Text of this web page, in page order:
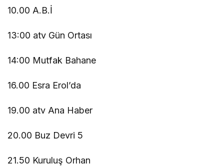
10.00 A.B.İ
13:00 atv Gün Ortası
14:00 Mutfak Bahane
16.00 Esra Erol’da
19.00 atv Ana Haber
20.00 Buz Devri 5
21.50 Kuruluş Orhan